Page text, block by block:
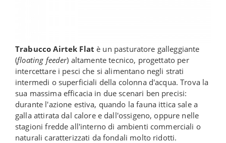
Trabucco Airtek Flat è un pasturatore galleggiante
(floating feeder) altamente tecnico, progettato per
intercettare i pesci che si alimentano negli strati
intermedi o superficiali della colonna d'acqua. Trova la
sua massima efficacia in due scenari ben precisi:
durante l'azione estiva, quando la fauna ittica sale a
galla attirata dal calore e dall'ossigeno, oppure nelle
stagioni fredde all'interno di ambienti commerciali o
naturali caratterizzati da fondali molto ridotti.